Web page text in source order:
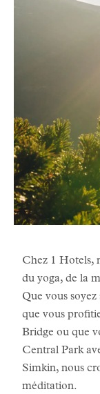
Chez 1 Hotels,
du yoga, de la
Que vous
que vous
Bridge ou que
Central Park
Simkin, nous
méditation.